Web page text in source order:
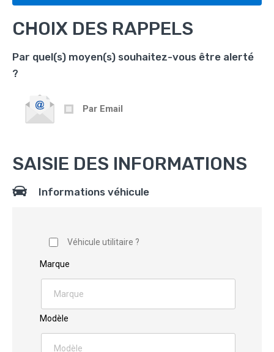
CHOIX DES RAPPELS
Par quel(s) moyen(s) souhaitez-vous être alerté
?
Par Email
SAISIE DES INFORMATIONS
Informations véhicule
Véhicule utilitaire ?
Marque
Modèle